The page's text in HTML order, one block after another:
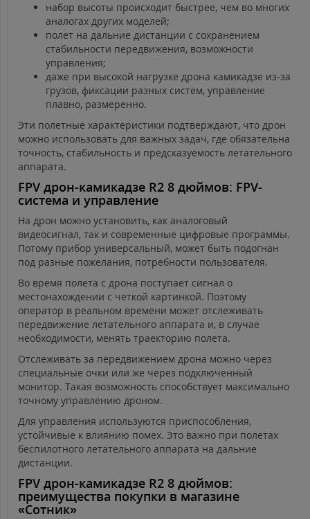
набор высоты происходит быстрее, чем во многих
аналогах других моделей;
полет на дальние дистанции с сохранением
стабильности передвижения, возможности
управления;
даже при высокой нагрузке дрона камикадзе из-за
грузов, фиксации разных систем, управление
плавно, размеренно.
Эти полетные характеристики подтверждают, что дрон
можно использовать для важных задач, где обязательна
точность, стабильность и предсказуемость летательного
аппарата.
FPV дрон-камикадзе R2 8 дюймов: FPV-
система и управление
На дрон можно установить, как аналоговый
видеосигнал, так и современные цифровые программы.
Потому прибор универсальный, может быть подогнан
под разные пожелания, потребности пользователя.
Во время полета с дрона поступает сигнал о
местонахождении с четкой картинкой. Поэтому
оператор в реальном времени может отслеживать
передвижение летательного аппарата и, в случае
необходимости, менять траекторию полета.
Отслеживать за передвижением дрона можно через
специальные очки или же через подключенный
монитор. Такая возможность способствует максимально
точному управлению дроном.
Для управления используются приспособления,
устойчивые к влиянию помех. Это важно при полетах
беспилотного летательного аппарата на дальние
дистанции.
FPV дрон-камикадзе R2 8 дюймов:
преимущества покупки в магазине
«Сотник»